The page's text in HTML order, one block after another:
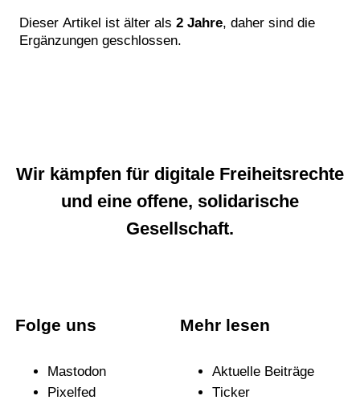
Dieser Artikel ist älter als 2 Jahre, daher sind die
Ergänzungen geschlossen.
Wir kämpfen für digitale Freiheitsrechte
und eine offene, solidarische
Gesellschaft.
Folge uns
Mastodon
Pixelfed
Mehr lesen
Aktuelle Beiträge
Ticker